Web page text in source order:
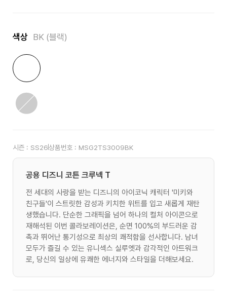
색상 BK (블랙)
시즌 : SS26상품번호 : MSG2TS3009BK
공용 디즈니 코튼 크루넥 T
전 세대의 사랑을 받는 디즈니의 아이코닉 캐릭터 '미키와
친구들'이 스트릿한 감성과 키치한 위트를 입고 새롭게 재탄
생했습니다. 단순한 그래픽을 넘어 하나의 컬처 아이콘으로
재해석된 이번 콜라보레이션은, 순면 100%의 부드러운 감
촉과 뛰어난 통기성으로 최상의 쾌적함을 선사합니다. 남녀
모두가 즐길 수 있는 유니섹스 실루엣과 감각적인 아트워크
로, 당신의 일상에 유쾌한 에너지와 스타일을 더해보세요.